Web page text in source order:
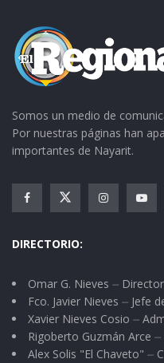
Somos un medio de
Por nuestras páginas han
importantes de Nayarit.
DIRECTORIO:
Omar G. Nieves ⏤
Fco. Javier Nieves ⏤ Jefe
Xavier Nieves Cosio ⏤
Rigoberto Guzmán Arce ⏤
Alex Solis "El Chaveto" ⏤